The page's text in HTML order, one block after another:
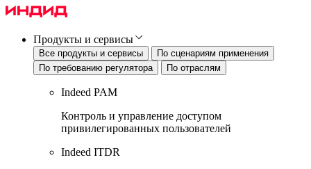
Продукты и сервисы
Все продукты и сервисы
По сценариям применения
По требованию регулятора
По отраслям
Indeed PAM
Контроль и управление доступом
привилегированных пользователей
Indeed ITDR